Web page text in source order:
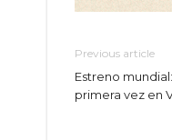
Previous article
Estreno
primera vez en